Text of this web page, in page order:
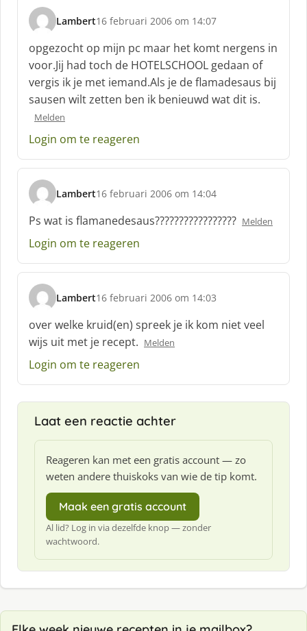
Lambert
s
h
r
e
e
16 februari 2006 om 14:07
opgezocht op mijn pc maar het komt nergens in
voor.Jij had toch de HOTELSCHOOL gedaan of
vergis ik je met iemand.Als je de flamadesaus bij
sausen wilt zetten ben ik benieuwd wat dit is.
Melden
Login om te reageren
Lambert
s
c
h
r
e
f
:
16 februari 2006 om 14:04
Ps wat is flamanedesaus????????????????? Melden
Login om te reageren
Lambert
s
h
r
e
:
16 februari 2006 om 14:03
over welke kruid(en) spreek je ik kom niet veel
wijs uit met je recept. Melden
Login om te reageren
Laat een reactie achter
Reageren kan met een gratis account — zo
weten andere thuiskoks van wie de tip komt.
Maak een gratis account
Al lid? Log in via dezelfde knop — zonder
wachtwoord.